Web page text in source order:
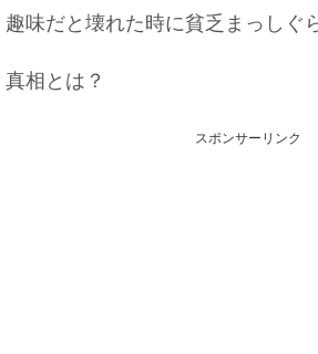
趣味だと壊れた時に貧乏まっしぐ
真相とは？
スポンサーリンク